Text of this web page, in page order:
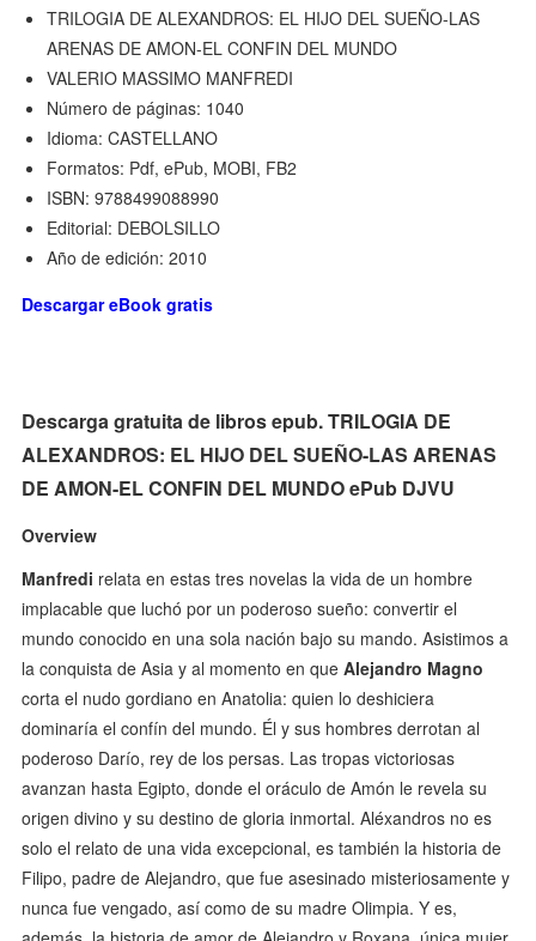
TRILOGIA DE ALEXANDROS: EL HIJO DEL SUEÑO-LAS
ARENAS DE AMON-EL CONFIN DEL MUNDO
VALERIO MASSIMO MANFREDI
Número de páginas: 1040
Idioma: CASTELLANO
Formatos: Pdf, ePub, MOBI, FB2
ISBN: 9788499088990
Editorial: DEBOLSILLO
Año de edición: 2010
Descargar eBook gratis
Descarga gratuita de libros epub. TRILOGIA DE
ALEXANDROS: EL HIJO DEL SUEÑO-LAS ARENAS
DE AMON-EL CONFIN DEL MUNDO ePub DJVU
Overview
Manfredi relata en estas tres novelas la vida de un hombre
implacable que luchó por un poderoso sueño: convertir el
mundo conocido en una sola nación bajo su mando. Asistimos a
la conquista de Asia y al momento en queAlejandro Magno
corta el nudo gordiano en Anatolia: quien lo deshiciera
dominaría el confín del mundo. Él y sus hombres derrotan al
poderoso Darío, rey de los persas. Las tropas victoriosas
avanzan hasta Egipto, donde el oráculo de Amón le revela su
origen divino y su destino de gloria inmortal. Aléxandros no es
solo el relato de una vida excepcional, es también la historia de
Filipo, padre de Alejandro, que fue asesinado misteriosamente y
nunca fue vengado, así como de su madre Olimpia. Y es,